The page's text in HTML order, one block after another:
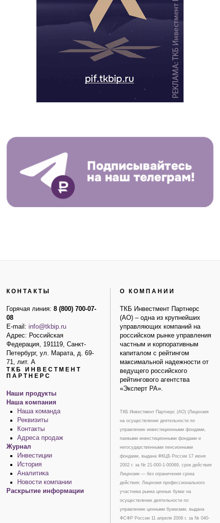
КОНТАКТЫ
Горячая линия:8 (800) 700-07-
08
E-mail:info@tkbip.ru
Адрес: Российская
Федерация, 191119, Санкт-
Петербург, ул. Марата, д. 69-
71, лит. А
ТКБ ИНВЕСТМЕНТ
ПАРТНЕРС
Наши продукты
Наша компания
Наша команда
Реквизиты
Контакты
Адреса продаж
Журнал
Инвестиции
История
Аналитика
Новости компании
Раскрытие информации
О КОМПАНИИ
ТКБ Инвестмент Партнерс
(АО) – одна из крупнейших
управляющих компаний на
российском рынке управления
частным и корпоративным
капиталом с рейтингом
максимальной надежности от
ведущего российского
рейтингового агентства
«Эксперт РА».
ТКБ Инвестмент Партнерс (АО) (Лицензия
на осуществление деятельности по
управлению инвестиционными фондами,
паевыми инвестиционными фондами и
негосударственными пенсионными
фондами, выдана ФКЦБ России 17 июня
2002 г. за № 21-000-1-00069, срок действия
Лицензии — без ограничения срока
действия; Лицензия профессионального
участника рынка ценных бумаг на
осуществление деятельности по
управлению ценными бумагами, выдана
ФСФР России 11 апреля 2006 г. за № 040-